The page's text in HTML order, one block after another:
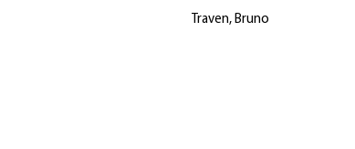
Traven, Bruno